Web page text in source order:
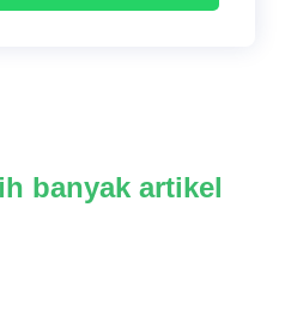
banyak artikel